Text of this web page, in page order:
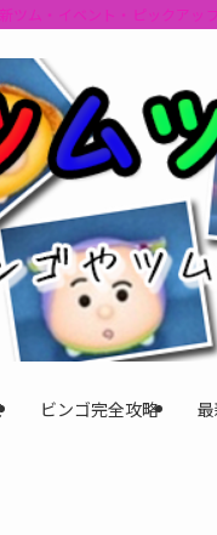
ツム・イベント・ピックア
ビンゴ完全攻略